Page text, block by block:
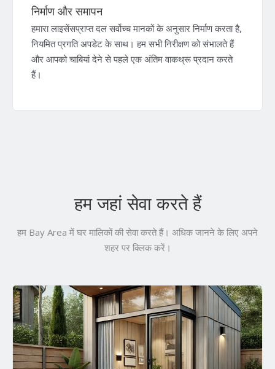
निर्माण और समापन
हमारा लाइसेंसप्राप्त दल सर्वोच्च मानकों के अनुसार निर्माण करता है,
नियमित प्रगति अपडेट के साथ। हम सभी निरीक्षण को संभालते हैं
और आपको चाबियां देने से पहले एक अंतिम वाकथ्रू प्रदान करते
हैं।
हम जहां सेवा करते हैं
हम Bay Area में घर मालिकों की सेवा करते हैं। अधिक जानने के लिए अपने
शहर पर क्लिक करें।